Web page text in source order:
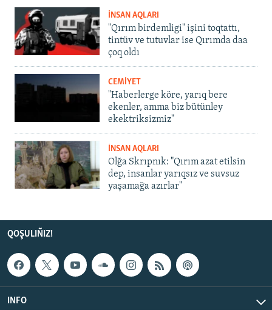
İNSAN AQLARI
"Qırım birdemligi" işini toqtattı,
tintüv ve tutuvlar ise Qırımda daa
çoq oldı
CEMİYET
"Haberlerge köre, yarıq bere
ekenler, amma biz bütünley
ekektriksizmiz"
İNSAN AQLARI
Olğa Skrıpnık: "Qırım azat etilsin
dep, insanlar yarıqsız ve suvsuz
yaşamağa azırlar"
QOŞULIÑIZ!
INFO